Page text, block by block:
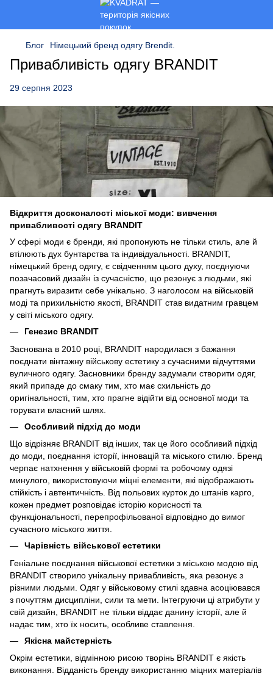
Блог Німецький бренд одягу Brendit.
Привабливість одягу BRANDIT
29 серпня 2023
Відкриття досконалості міської моди: вивчення
привабливості одягу BRANDIT
У сфері моди є бренди, які пропонують не тільки стиль, але й
втілюють дух бунтарства та індивідуальності. BRANDIT,
німецький бренд одягу, є свідченням цього духу, поєднуючи
позачасовий дизайн із сучасністю, що резонує з людьми, які
прагнуть виразити себе унікально. З наголосом на військовій
моді та прихильністю якості, BRANDIT став видатним гравцем
у світі міського одягу.
Генезис BRANDIT
Заснована в 2010 році, BRANDIT народилася з бажання
поєднати вінтажну військову естетику з сучасними відчуттями
вуличного одягу. Засновники бренду задумали створити одяг,
який припаде до смаку тим, хто має схильність до
оригінальності, тим, хто прагне відійти від основної моди та
торувати власний шлях.
Особливий підхід до моди
Що відрізняє BRANDIT від інших, так це його особливий підхід
до моди, поєднання історії, інновацій та міського стилю. Бренд
черпає натхнення у військовій формі та робочому одязі
минулого, використовуючи міцні елементи, які відображають
стійкість і автентичність. Від польових курток до штанів карго,
кожен предмет розповідає історію корисності та
функціональності, перепрофільованої відповідно до вимог
сучасного міського життя.
Чарівність військової естетики
Геніальне поєднання військової естетики з міською модою від
BRANDIT створило унікальну привабливість, яка резонує з
різними людьми. Одяг у військовому стилі здавна асоціювався
з почуттям дисципліни, сили та мети. Інтегруючи ці атрибути у
свій дизайн, BRANDIT не тільки віддає данину історії, але й
надає тим, хто їх носить, особливе ставлення.
Якісна майстерність
Окрім естетики, відмінною рисою творінь BRANDIT є якість
виконання. Відданість бренду використанню міцних матеріалів